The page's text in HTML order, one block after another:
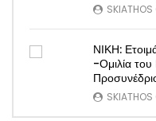
SKIATHOS
ΝΙΚΗ:
-Ομιλία
SKIATHOS